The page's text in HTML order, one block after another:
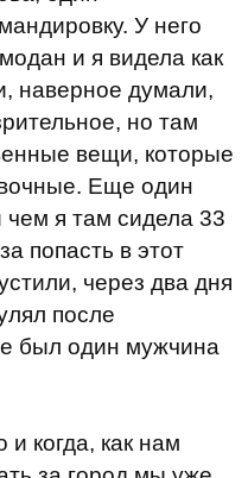
У него
и я видела как
наверное думали,
но там
вещи, которые
Еще один
я там сидела 33
попасть в этот
через два дня
после
был один мужчина
когда, как нам